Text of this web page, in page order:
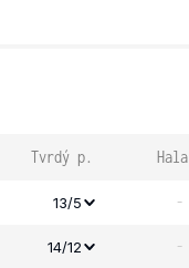
Tvrdý p. Hala
13/5 -
14/12 -